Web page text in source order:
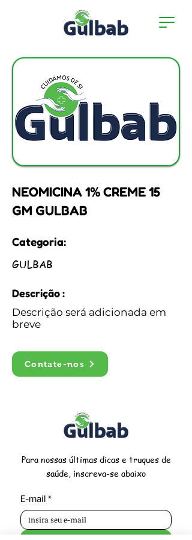
NEOMICINA 1% CREME 15
GM GULBAB
Categoria:
GULBAB
Descrição :
Descrição será adicionada em
breve
Contate-nos
Para nossas últimas dicas e truques de
saúde, inscreva-se abaixo
E-mail *